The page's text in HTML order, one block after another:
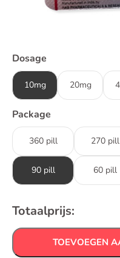
Dosage
10mg 20mg
Package
360 pill 270 pill
90 pill 60 pill
Totaalprijs:
TOEVOEGEN